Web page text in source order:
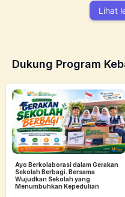
Lihat
Dukung Program
Ayo Berkolaborasi dalam Gerakan
Sekolah Berbagi. Bersama
Wujudkan Sekolah yang
Menumbuhkan Kepedulian